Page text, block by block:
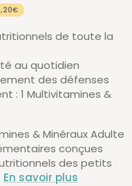
de toute la
au quotidien
des défenses
: 1 Multivitamines &
& Minéraux Adulte
conçues
des petits
En savoir plus